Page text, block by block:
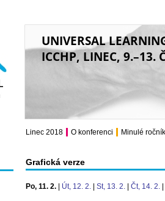
UNIVERSAL
ICCHP, LINEC, 9.–13.
Grafická verze
Po, 11. 2. Út, 12. 2. St, 13. 2. Čt, 14. 2.
Linec 2018 O konferenci Minulé